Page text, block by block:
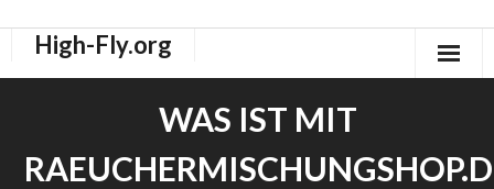
High-Fly.org
High-Fly Legal Highs Szeneblog
WAS IST MIT
RAEUCHERMISCHUNGSHOP.D